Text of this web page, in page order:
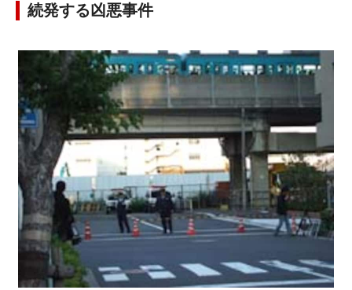
続発する凶悪事件